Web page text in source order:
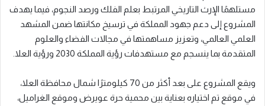
مستلهمًا الإرث التاريخي المرتبط بعلم الفلك ورصد النجوم، فيما يهدف
المشروع إلى دعم جهود المملكة في ترسيخ مكانتها ضمن المشهد
العلمي العالمي، وتعزيز مساهمتها في مجالات الفضاء والعلوم
المتقدمة بما ينسجم مع مستهدفات رؤية المملكة 2030 ورؤية العلا.
ويقع المشروع على بعد أكثر من 70 كيلومترًا شمال محافظة العلا،
في موقع تم اختياره بعناية بين محمية حرة عويرض وموقع الغراميل،